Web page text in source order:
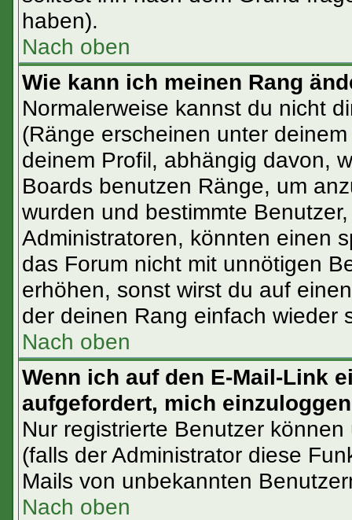
haben).
Nach oben
Wie kann ich meinen Rang
Normalerweise kannst du nicht
(Ränge erscheinen unter
deinem Profil, abhängig davon,
Boards benutzen Ränge, um
wurden und bestimmte
Administratoren, könnten einen
das Forum nicht mit unnötigen
erhöhen, sonst wirst du auf
der deinen Rang einfach wieder
Nach oben
Wenn ich auf den E-Mail-Link
aufgefordert, mich
Nur registrierte Benutzer
(falls der Administrator diese
Mails von unbekannten
Nach oben